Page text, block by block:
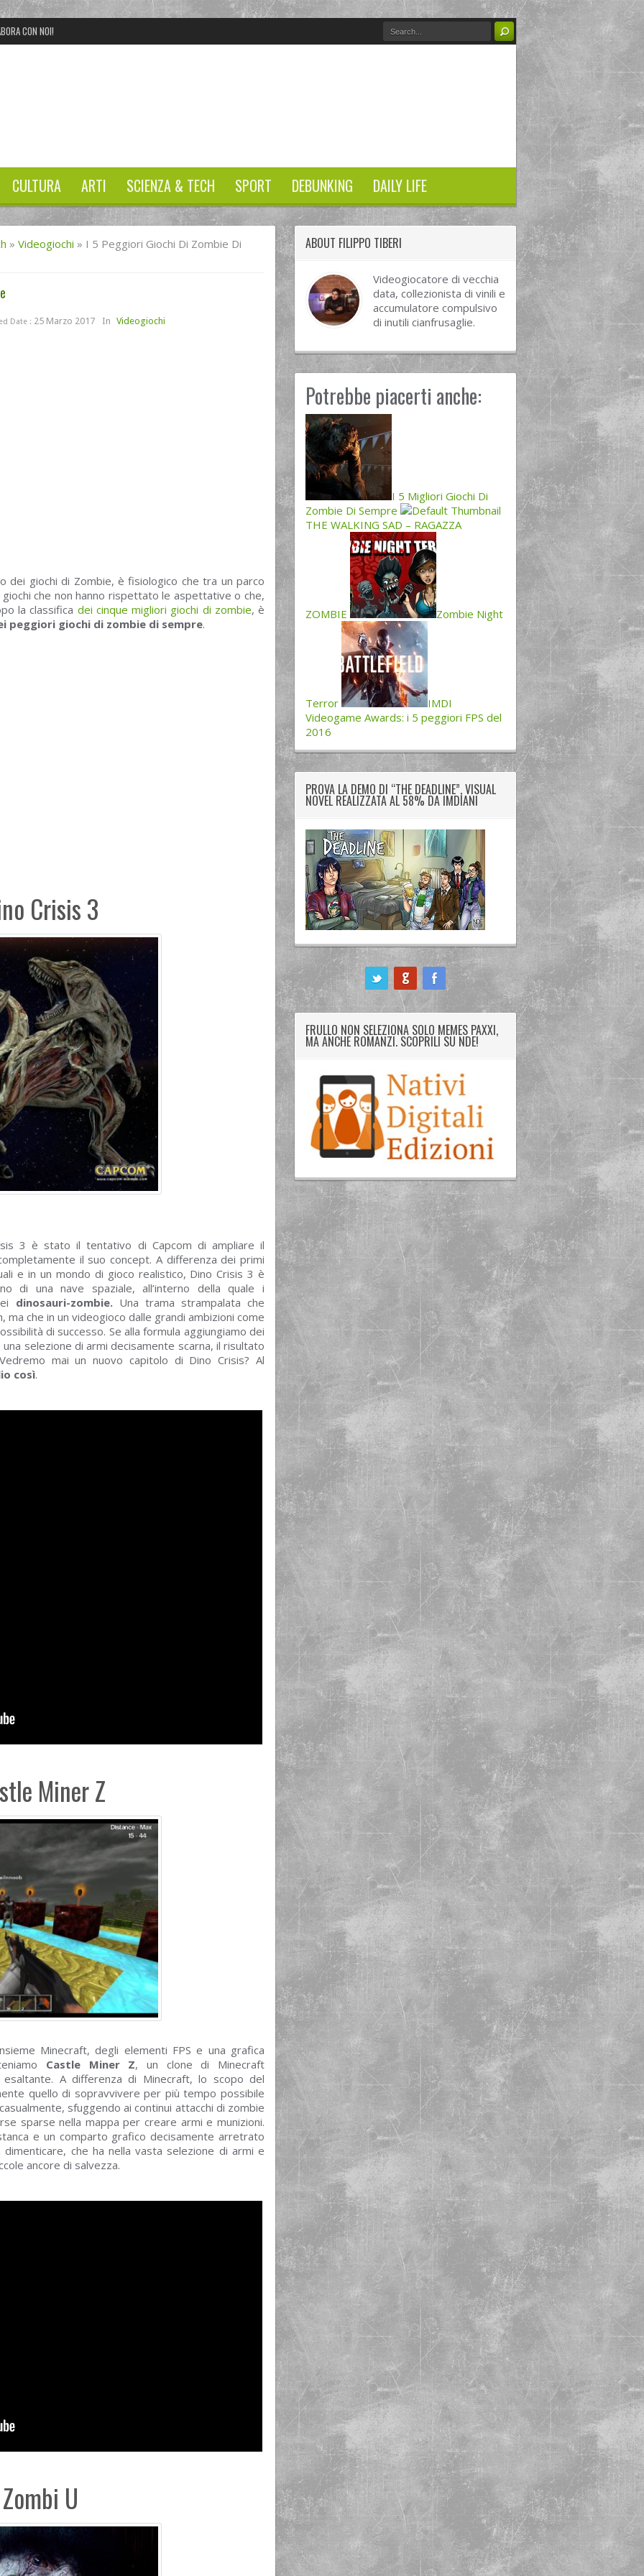
CON NOI!
CULTURA ARTI SCIENZA & TECH SPORT DEBUNKING DAILY LIFE
» Videogiochi » I 5 Peggiori Giochi Di Zombie Di
Date : 25 Marzo 2017 In Videogiochi
dei giochi di Zombie, è fisiologico che tra un parco
che non hanno rispettato le aspettative o che,
la classifica dei cinque migliori giochi di zombie, è
peggiori giochi di zombie di sempre.
Crisis 3
3 è stato il tentativo di Capcom di ampliare il
il suo concept. A differenza dei primi
e in un mondo di gioco realistico, Dino Crisis 3 è
di una nave spaziale, all’interno della quale i
dinosauri-zombie. Una trama strampalata che
che in un videogioco dalle grandi ambizioni come
di successo. Se alla formula aggiungiamo dei
selezione di armi decisamente scarna, il risultato
mai un nuovo capitolo di Dino Crisis? Al
così.
Miner Z
Minecraft, degli elementi FPS e una grafica
Castle Miner Z, un clone di Minecraft
A differenza di Minecraft, lo scopo del
quello di sopravvivere per più tempo possibile
sfuggendo ai continui attacchi di zombie
sparse nella mappa per creare armi e munizioni.
e un comparto grafico decisamente arretrato
che ha nella vasta selezione di armi e
ancore di salvezza.
Zombi U
ABOUT FILIPPO TIBERI
Videogiocatore di vecchia
data, collezionista di vinili e
accumulatore compulsivo
di inutili cianfrusaglie.
Potrebbe piacerti anche:
I 5 Migliori Giochi Di
Zombie Di Sempre
THE WALKING SAD – RAGAZZA
ZOMBIE Zombie Night
Terror
IMDI
Videogame Awards: i 5 peggiori FPS del
2016
PROVA LA DEMO DI “THE DEADLINE”, VISUAL
NOVEL REALIZZATA AL 58% DA IMDIANI
FRULLO NON SELEZIONA SOLO MEMES PAXXI,
MA ANCHE ROMANZI. SCOPRILI SU NDE!